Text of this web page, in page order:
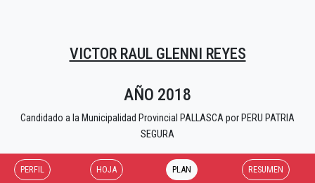
VICTOR RAUL GLENNI REYES
AÑO 2018
Candidado a la Municipalidad Provincial PALLASCA por PERU PATRIA
SEGURA
PERFIL HOJA PLAN RESUMEN